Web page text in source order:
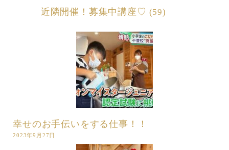
近隣開催！募集中講座♡ (59)
幸せのお手伝いをする仕事！！
2023年9月27日